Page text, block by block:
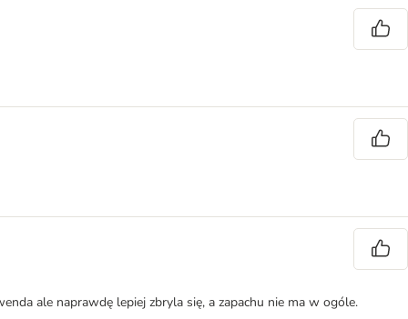
ale naprawdę lepiej zbryla się, a zapachu nie ma w ogóle.